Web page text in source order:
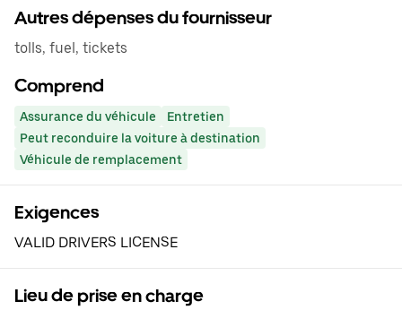
Autres dépenses du fournisseur
tolls, fuel, tickets
Comprend
Assurance du véhicule
Entretien
Peut reconduire la voiture à destination
Véhicule de remplacement
Exigences
VALID DRIVERS LICENSE
Lieu de prise en charge